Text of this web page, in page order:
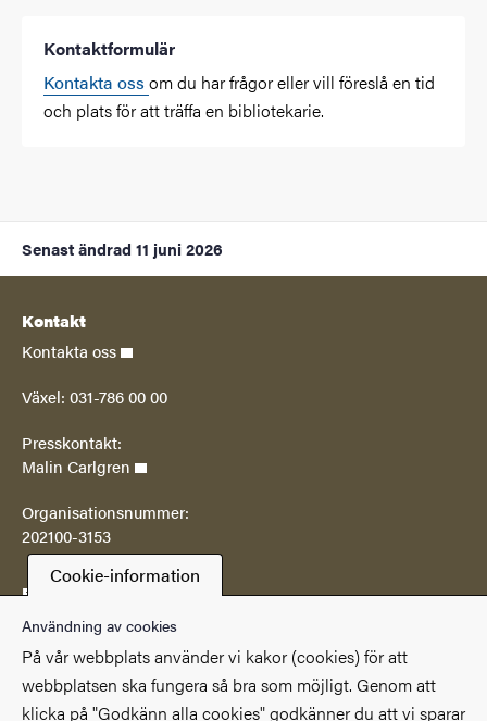
Kontaktformulär
Kontakta oss om du har frågor eller vill föreslå en tid
och plats för att träffa en bibliotekarie.
Senast ändrad 11 juni 2026
Cookie-information
Användning av cookies
På vår webbplats använder vi kakor (cookies) för att
webbplatsen ska fungera så bra som möjligt. Genom att
klicka på "Godkänn alla cookies" godkänner du att vi sparar
Kontakt
Kontakta oss
Växel: 031-786 00 00
Presskontakt:
Malin Carlgren
Organisationsnummer:
202100-3153
Postadress
Göteborgs universitetsbibliotek
Box 607
SE 405 30 Göteborg